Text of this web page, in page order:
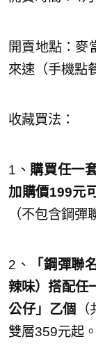
開賣地點：麥
來速（手機點
收藏買法：
1、 購買任一
加購價199元
（不包含鋼彈
2、
「鋼彈聯
辣味）搭配任
公仔」乙個
雙層359元起。